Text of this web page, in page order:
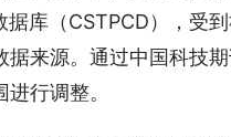
库（CSTPCD），受
来源。通过中国科技
行调整。